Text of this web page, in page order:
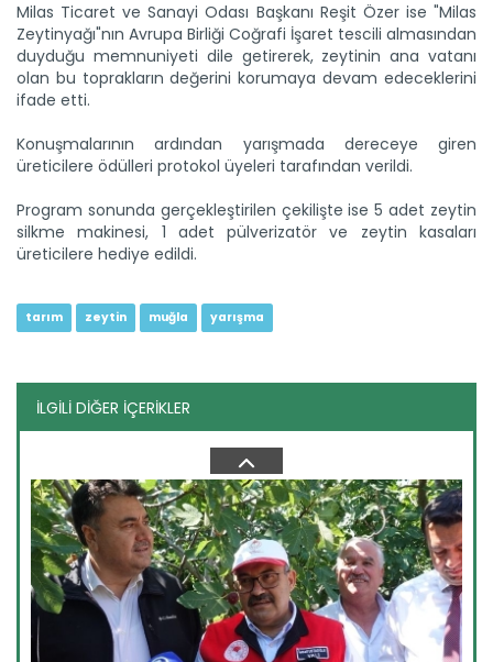
Milas Ticaret ve Sanayi Odası Başkanı Reşit Özer ise "Milas
Zeytinyağı"nın Avrupa Birliği Coğrafi İşaret tescili almasından
duyduğu memnuniyeti dile getirerek, zeytinin ana vatanı
olan bu toprakların değerini korumaya devam edeceklerini
ifade etti.
Konuşmalarının ardından yarışmada dereceye giren
üreticilere ödülleri protokol üyeleri tarafından verildi.
Program sonunda gerçekleştirilen çekilişte ise 5 adet zeytin
silkme makinesi, 1 adet pülverizatör ve zeytin kasaları
üreticilere hediye edildi.
tarım zeytin muğla yarışma
İLGİLİ DİĞER İÇERİKLER
Sulama projesinde sona...
Tarım ve Orman Bakanlığı Devlet Su İşleri Genel
Devamını Oku ->
Genç girişimci devlet...
Erzincan’ın Tercan ilçesinde üniversite eğitimini
Devamını Oku ->